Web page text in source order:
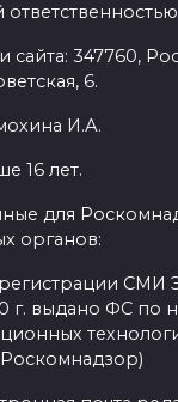
347760,
6.
И.А.
16 лет.
для
органов:
регистрации
г. выдано ФС по